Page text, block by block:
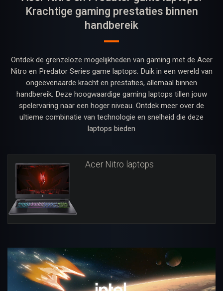
Krachtige gaming prestaties binnen
handbereik
Ontdek de grenzeloze mogelijkheden van gaming met de Acer
Nitro en Predator Series game laptops. Duik in een wereld van
ongeëvenaarde kracht en prestaties, allemaal binnen
handbereik. Deze hoogwaardige gaming laptops tillen jouw
spelervaring naar een hoger niveau. Ontdek meer over de
ultieme combinatie van technologie en snelheid die deze
laptops bieden
Acer Nitro laptops